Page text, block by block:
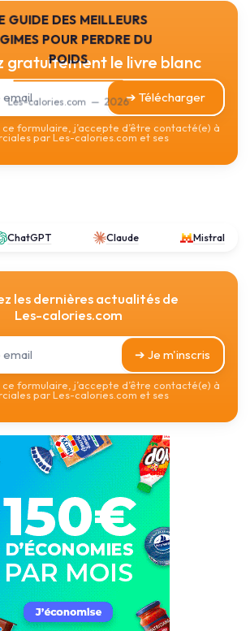
guide des meilleurs
pour perdre du
poids
Les-calories.com — 2026
gratuitement le livre blanc
➔ Télécharger
ce formulaire, j’accepte d’être contacté(e) à
par Les-calories.com et ses
ChatGPT Claude Mistral
les dernières actualités de
Les-calories.com
➔ Je m'inscris
ce formulaire, j’accepte d’être contacté(e) à
par Les-calories.com et ses